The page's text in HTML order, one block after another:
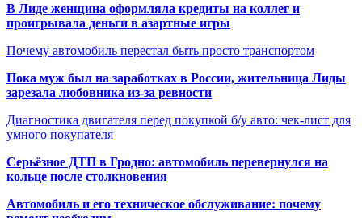
В Лиде женщина оформляла кредиты на коллег и
проигрывала деньги в азартные игры
Почему автомобиль перестал быть просто транспортом
Пока муж был на заработках в России, жительница Лиды
зарезала любовника из-за ревности
Диагностика двигателя перед покупкой б/у авто: чек-лист для
умного покупателя
Серьёзное ДТП в Гродно: автомобиль перевернулся на
кольце после столкновения
Автомобиль и его техническое обслуживание: почему